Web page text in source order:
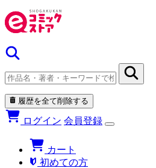
履歴を全て削除する
ログイン 会員登録
カート
初めての方